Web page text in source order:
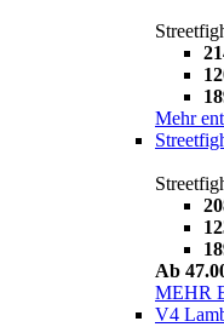
Mehr
Ab
MEHR
V4